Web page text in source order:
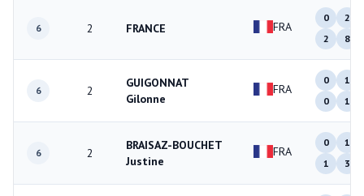
6 2 FRANCE FRA
0
2
2
8
6 2
GUIGONNAT
Gilonne
FRA
0
1
0
1
6 2
BRAISAZ-BOUCHET
Justine
FRA
0
1
1
3